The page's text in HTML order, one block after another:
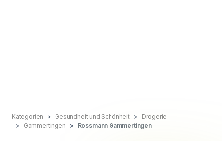
Kategorien Gesundheit und Schönheit
Drogerie
Gammertingen
Rossmann Gammertingen